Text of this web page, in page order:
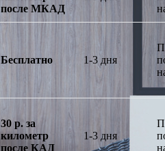
после МКАД
Бесплатно 1-3 дня
30 р. за
километр
после КАД
1-3 дня